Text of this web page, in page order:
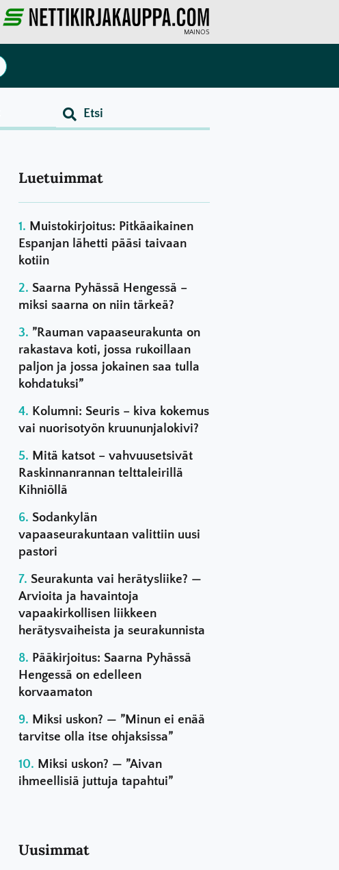
MAINOS
Luetuimmat
Muistokirjoitus: Pitkäaikainen
Espanjan lähetti pääsi taivaan
kotiin
Saarna Pyhässä Hengessä –
miksi saarna on niin tärkeä?
”Rauman vapaaseurakunta on
rakastava koti, jossa rukoillaan
paljon ja jossa jokainen saa tulla
kohdatuksi”
Kolumni: Seuris – kiva kokemus
vai nuorisotyön kruununjalokivi?
Mitä katsot – vahvuusetsivät
Raskinnanrannan telttaleirillä
Kihniöllä
Sodankylän
vapaaseurakuntaan valittiin uusi
pastori
Seurakunta vai herätysliike? —
Arvioita ja havaintoja
vapaakirkollisen liikkeen
herätysvaiheista ja seurakunnista
Pääkirjoitus: Saarna Pyhässä
Hengessä on edelleen
korvaamaton
Miksi uskon? — ”Minun ei enää
tarvitse olla itse ohjaksissa”
Miksi uskon? — ”Aivan
ihmeellisiä juttuja tapahtui”
Uusimmat